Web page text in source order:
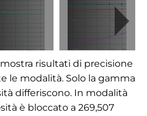
risultati di precisione
le modalità. Solo la gamma
differiscono. In modalità
è bloccato a 269,507